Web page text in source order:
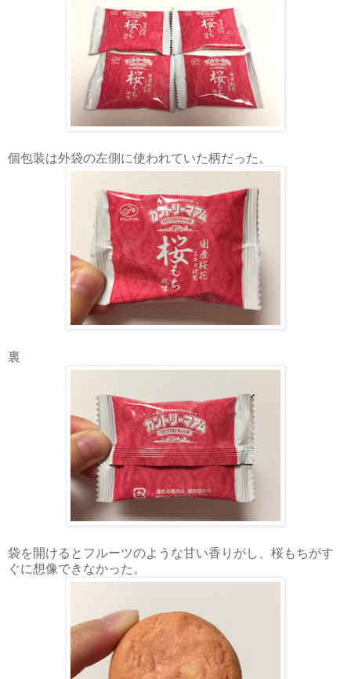
個包装は外袋の左側に使われていた柄だった。
裏
袋を開けるとフルーツのような甘い香りがし、桜もちがす
ぐに想像できなかった。